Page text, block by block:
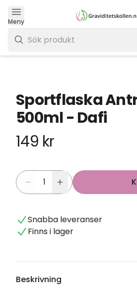
Meny
Sportflaska
500ml - Dafi
149 kr
Snabba leveranser
Finns i lager
Beskrivning